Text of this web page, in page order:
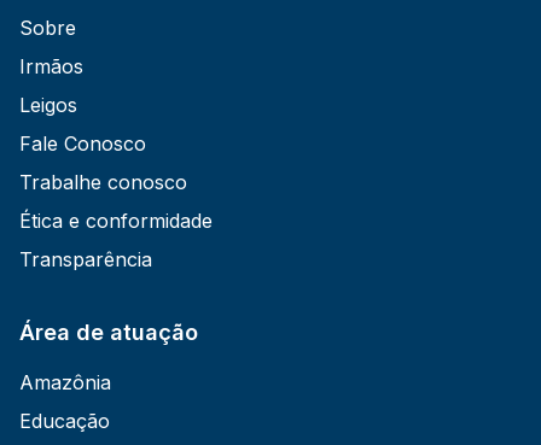
Sobre
Irmãos
Leigos
Fale Conosco
Trabalhe conosco
Ética e conformidade
Transparência
Área de atuação
Amazônia
Educação